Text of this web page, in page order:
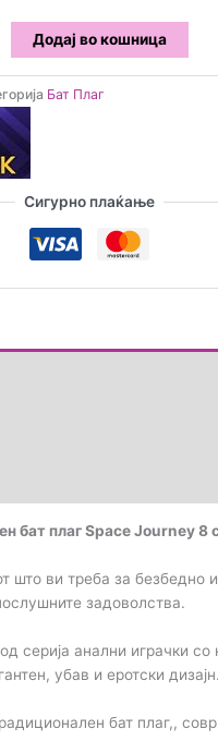
Додај во кошница
Бат Плаг
Сигурно плаќање
бат плаг Space Journey 8
што ви треба за безбедно и
задоволства.
серија анални играчки со
убав и еротски дизајн.
бат плаг,,